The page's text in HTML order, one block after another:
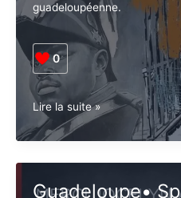
la jeunesse guadeloupéenne.
0
Guadeloupe•
Violence.
L’art
:
Lire la suite »
Guadeloupe•